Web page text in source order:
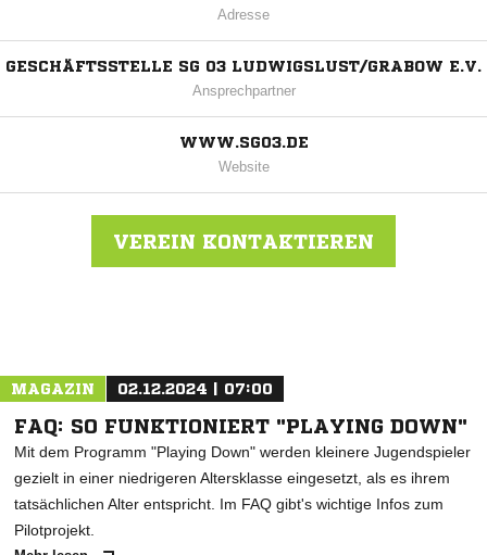
Adresse
GESCHÄFTSSTELLE SG 03 LUDWIGSLUST/GRABOW E.V.
Ansprechpartner
WWW.SG03.DE
Website
VEREIN KONTAKTIEREN
MAGAZIN 02.12.2024 | 07:00
FAQ: SO FUNKTIONIERT "PLAYING DOWN"
Mit dem Programm "Playing Down" werden kleinere Jugendspieler
gezielt in einer niedrigeren Altersklasse eingesetzt, als es ihrem
tatsächlichen Alter entspricht. Im FAQ gibt's wichtige Infos zum
Pilotprojekt.